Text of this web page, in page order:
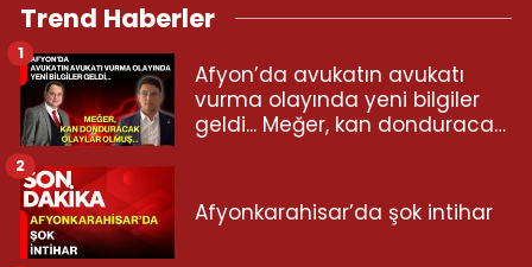
Trend Haberler
Afyon’da avukatın avukatı
vurma olayında yeni bilgiler
geldi... Meğer, kan donduracak
1
Afyonkarahisar’da şok intihar
2